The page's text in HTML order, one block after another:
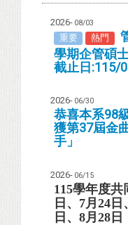
2026- 08/03
重要 熱門
學期企管碩
截止日:115/
2026- 06/30
恭喜本系98
獲第37屆金
手」
2026- 06/15
115學年度共
日 、 7月 24日 、
日 、 8月 28日